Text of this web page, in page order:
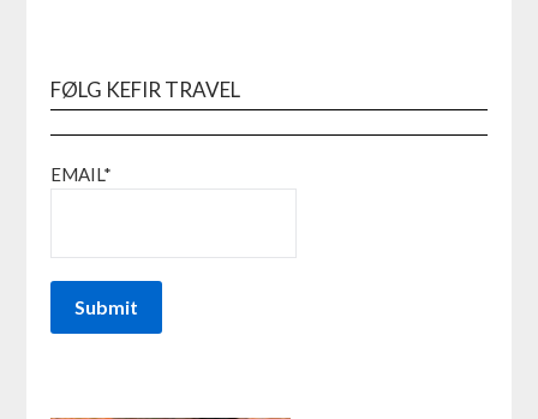
FØLG KEFIR TRAVEL
EMAIL*